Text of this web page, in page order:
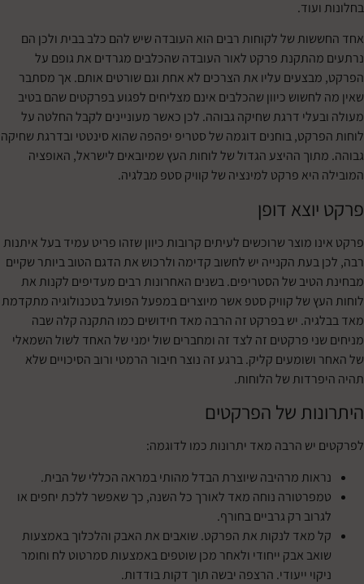
של לקוחות רבים הוא העובדה שיש להם כלב בבית ולכן הם
פרקט לאור העובדה שהכלבים מגרדים את גופם על
עליו את הצרכים לא אחת וגם שורטים אותם. אך מסתבר
כיוון שהכלבים אינם מצליחים לפגוע בפרקטים שהם בטיב
דרגת שחיקה גבוהה. לכן כאשר מעוניינים לקבל החלטה על
בוחנים דוגמה של סטריפ יפהפה שהוא סינטטי ובדרגת שחיקה
ההיצע הגדול של לוחות העץ שמיובאים לישראל, האופציה
היאפרקט למינציה שלקוויק סטפמבלגיה.
דופן
מוצר שרוכשים לעיתים קרובות כיוון שזהו פריט עמיד בעל איתנות
הקנייה יש לחשוב קדימה ולרכוש את הדגם הטוב ביותר שקיים
של הסטריפים. בשנים האחרונות רבים מעדיפים לקנות את
של קוויק סטפ אשר מיוצרים במפעל הפועל בטכנולוגיה מתקדמת
יש בפרקט זה הרבה מאד חידושים כמו התקנה קלה שבה
פרקטים זה לצד זה ומחברים שול ימני של האחד לשול השמאלי
קליק. ברגע זה נוצר חיבור הרמטי ורוב הסיכויים שלא
של הלוחות.
של הפרקטים
הרבה מאד יתרונות כמו לדוגמה:
מרהיבה שיוצרת הבדל מהותי במראה הכללי של הבית.
נוחה מאד לאורך כל השנה, כך שאפשר ללכת יחפים או
רק גרביים בחורף.
מאד לנקות את הפרקט. שואבים את האבק והלכלוך באמצעות
אבק ייחודי ולאחר מכן שוטפים באמצעות סמרטוט לח וחומר
ייעודי. הרצפה יבשה תוך דקות בודדות.